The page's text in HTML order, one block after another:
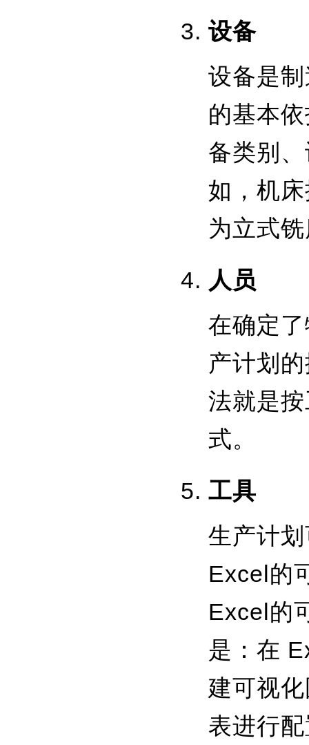
设备
设备是
的基本
备类别
如，机
为立式
人员
在确定
产计划
法就是
式。
工具
生产计
Excel的
Excel的
是：在
建可视
表进行